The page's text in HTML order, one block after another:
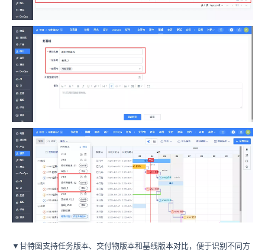
▼甘特图支持任务版本、交付物版本和基线版本对比，便于识别不同方